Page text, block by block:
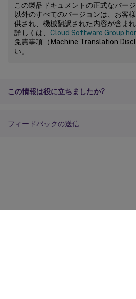
この製品ドキュメントの正式なバー
以外のすべてのバージョンは、お客
供され、機械翻訳された内容が含ま
詳しくは、 Cloud Software Group
免責事項（Machine Translation
い。
この情報は役に立ちましたか?
フィードバックの送信